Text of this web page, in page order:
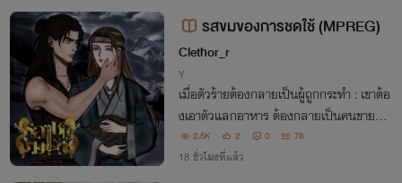
รสขมของการชดใช้ (MPREG)
Clethor_r
Y
เมื่อตัวร้ายต้องกลายเป็นผู้ถูกกระทำ : เขาต้อ
งเอาตัวแลกอาหาร ต้องกลายเป็นคนขายตัวเ
พื่อให้มีชีวิตรับกรรมต่อ
2.5K 2 0 78
18 ชั่วโมงที่แล้ว